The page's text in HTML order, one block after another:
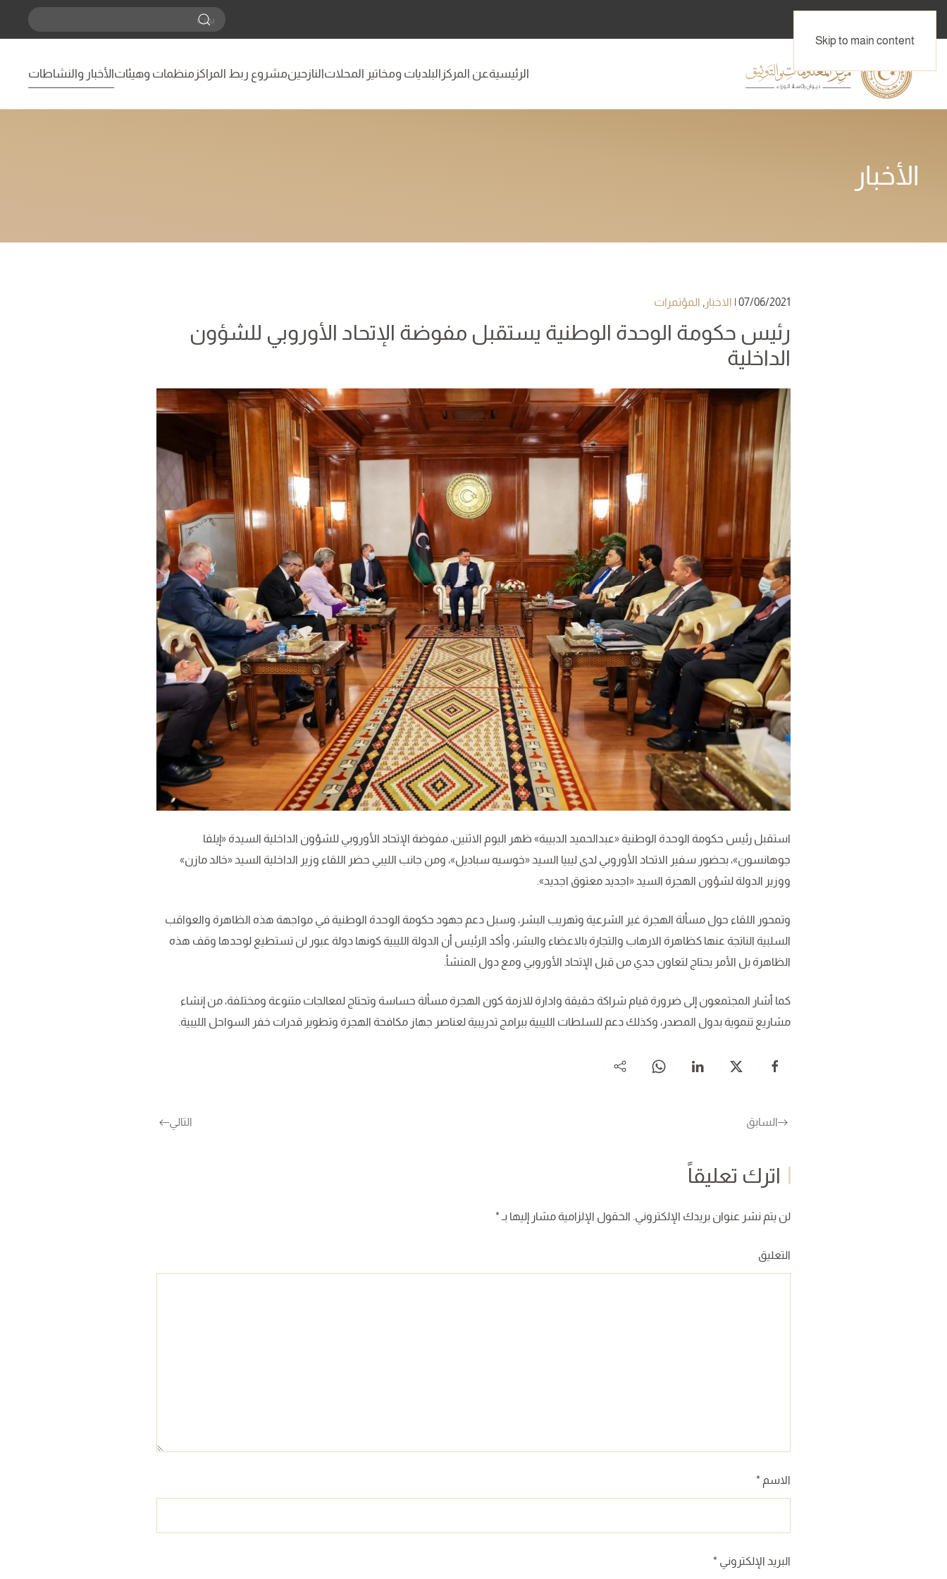
Skip to main content
الرئيسيةعن المركز البلديات ومخاتير المحلاتالنازحينمشروع ربط المراكز منظمات وهيئاتالأخبار والنشاطات
الأخبار
07/06/2021
| الاخبار , المؤتمرات
رئيس حكومة الوحدة الوطنية يستقبل مفوضة الإتحاد الأوروبي للشؤون
الداخلية
استقبل رئيس حكومة الوحدة الوطنية «عبدالحميد الدبيبة» ظهر اليوم الاثنين، مفوضة الإتحاد الأوروبي للشؤون الداخلية السيدة «إيلفا
جوهانسون»، بحضور سفير الاتحاد الأوروبي لدى ليبيا السيد «خوسيه سباديل»، ومن جانب الليبي حضر اللقاء وزير الداخلية السيد «خالد مازن»
ووزير الدولة لشؤون الهجرة السيد «اجديد معتوق اجديد».
وتمحور اللقاء حول مسألة الهجرة غير الشرعية وتهريب البشر، وسبل دعم جهود حكومة الوحدة الوطنية في مواجهة هذه الظاهرة والعواقب
السلبية الناتجة عنها كظاهرة الارهاب والتجارة بالاعضاء والبشر، وأكد الرئيس أن الدولة الليبية كونها دولة عبور لن تستطيع لوحدها وقف هذه
الظاهرة بل الأمر يحتاج لتعاون جدي من قبل الإتحاد الأوروبي ومع دول المنشأ.
كما أشار المجتمعون إلى ضرورة قيام شراكة حقيقة وادارة للازمة كون الهجرة مسألة حساسة وتحتاج لمعالجات متنوعة ومختلفة، من إنشاء
مشاريع تنموية بدول المصدر، وكذلك دعم للسلطات الليبية ببرامج تدريبية لعناصر جهاز مكافحة الهجرة وتطوير قدرات خفر السواحل الليبية.
السابق التالي
اترك تعليقاً
لن يتم نشر عنوان بريدك الإلكتروني. الحقول الإلزامية مشار إليها بـ*
التعليق
الاسم *
البريد الإلكتروني *